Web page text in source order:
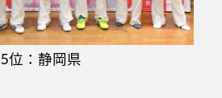
5位：静岡県